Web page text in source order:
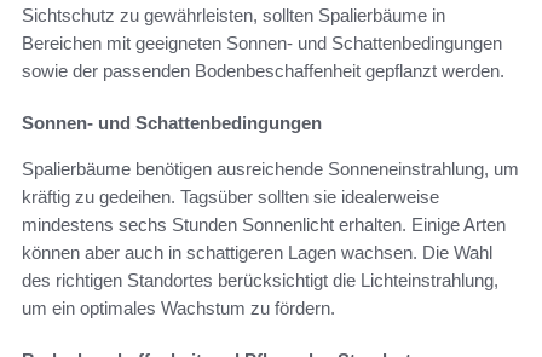
Sichtschutz zu gewährleisten, sollten Spalierbäume in
Bereichen mit geeigneten Sonnen- und Schattenbedingungen
sowie der passenden Bodenbeschaffenheit gepflanzt werden.
Sonnen- und Schattenbedingungen
Spalierbäume benötigen ausreichende Sonneneinstrahlung, um
kräftig zu gedeihen. Tagsüber sollten sie idealerweise
mindestens sechs Stunden Sonnenlicht erhalten. Einige Arten
können aber auch in schattigeren Lagen wachsen. Die Wahl
des richtigen Standortes berücksichtigt die Lichteinstrahlung,
um ein optimales Wachstum zu fördern.